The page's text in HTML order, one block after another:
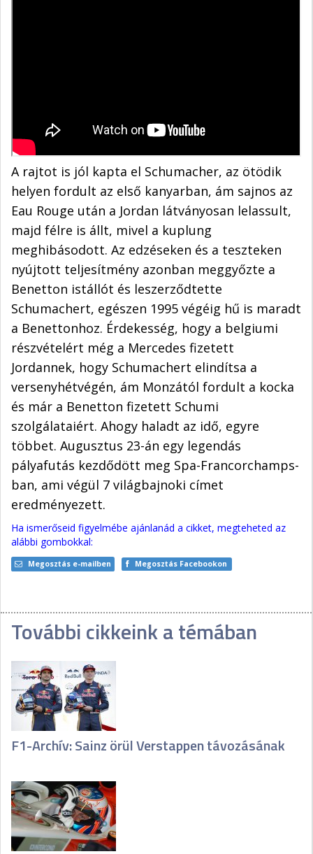
A rajtot is jól kapta el Schumacher, az ötödik
helyen fordult az első kanyarban, ám sajnos az
Eau Rouge után a Jordan látványosan lelassult,
majd félre is állt, mivel a kuplung
meghibásodott. Az edzéseken és a teszteken
nyújtott teljesítmény azonban meggyőzte a
Benetton istállót és leszerződtette
Schumachert, egészen 1995 végéig hű is maradt
a Benettonhoz. Érdekesség, hogy a belgiumi
részvételért még a Mercedes fizetett
Jordannek, hogy Schumachert elindítsa a
versenyhétvégén, ám Monzától fordult a kocka
és már a Benetton fizetett Schumi
szolgálataiért. Ahogy haladt az idő, egyre
többet. Augusztus 23-án egy legendás
pályafutás kezdődött meg Spa-Francorchamps-
ban, ami végül 7 világbajnoki címet
eredményezett.
Ha ismerőseid figyelmébe ajánlanád a cikket, megteheted az
alábbi gombokkal:
Megosztás e-mailben Megosztás Facebookon
További cikkeink a témában
F1-Archív: Sainz örül Verstappen távozásának